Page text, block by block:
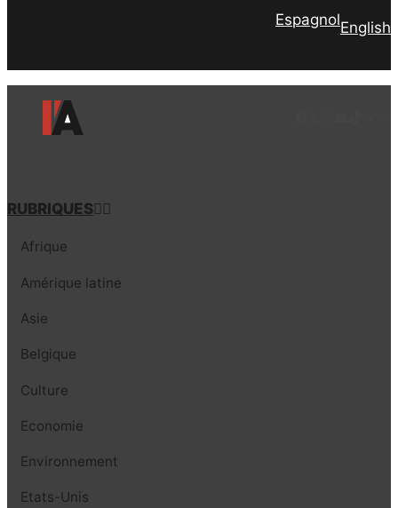
EspagnolEnglish
RUBRIQUES
Afrique
Amérique latine
Asie
Belgique
Culture
Economie
Environnement
Etats-Unis